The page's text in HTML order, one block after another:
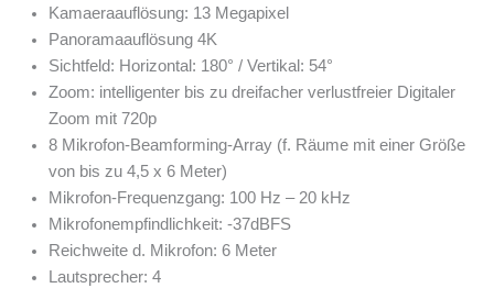
Kamaeraauflösung: 13 Megapixel
Panoramaauflösung 4K
Sichtfeld: Horizontal: 180° / Vertikal: 54°
Zoom: intelligenter bis zu dreifacher verlustfreier Digitaler
Zoom mit 720p
8 Mikrofon-Beamforming-Array (f. Räume mit einer Größe
von bis zu 4,5 x 6 Meter)
Mikrofon-Frequenzgang: 100 Hz – 20 kHz
Mikrofonempfindlichkeit: -37dBFS
Reichweite d. Mikrofon: 6 Meter
Lautsprecher: 4